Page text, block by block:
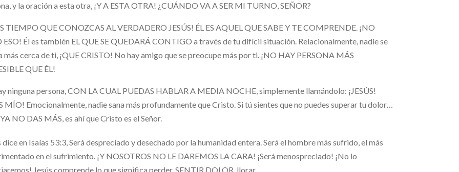
y la oración a esta otra, ¡Y A ESTA OTRA! ¿CUÁNDO VA A SER MI TURNO, SEÑOR?
TIEMPO QUE CONOZCAS AL VERDADERO JESÚS! ÉL ES AQUEL QUE SABE Y TE COMPRENDE. ¡NO
ESO! Él es también EL QUE SE QUEDARÁ CONTIGO a través de tu difícil situación. Relacionalmente, nadie se
más cerca de ti, ¡QUE CRISTO! No hay amigo que se preocupe más por ti. ¡NO HAY PERSONA MÁS
QUE ÉL!
ninguna persona, CON LA CUAL PUEDAS HABLAR A MEDIA NOCHE, simplemente llamándolo: ¡JESÚS!
MÍO! Emocionalmente, nadie sana más profundamente que Cristo. Si tú sientes que no puedes superar tu dolor…
NO DAS MÁS, es ahí que Cristo es el Señor.
dice en Isaías 53:3,Será despreciado y desechado por la humanidad entera. Será el hombre más sufrido, el más
en el sufrimiento. ¡Y NOSOTROS NO LE DAREMOS LA CARA! ¡Será menospreciado! ¡No lo
Jesús comprende lo que significa perder, SENTIR DOLOR, llorar.